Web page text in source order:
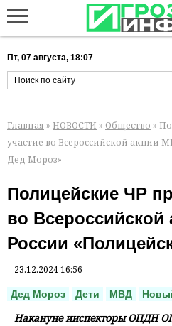
Пт, 07 августа, 18:07
Главная » НОВОСТИ » Общество »
участие во Всероссийской акции
Дед Мороз»
Полицейские ЧР
во
России
23.12.2024 16:56
Дед Мороз Дети МВД
Накануне инспекторы ОПДН